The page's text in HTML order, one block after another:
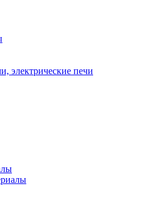
электрические печи